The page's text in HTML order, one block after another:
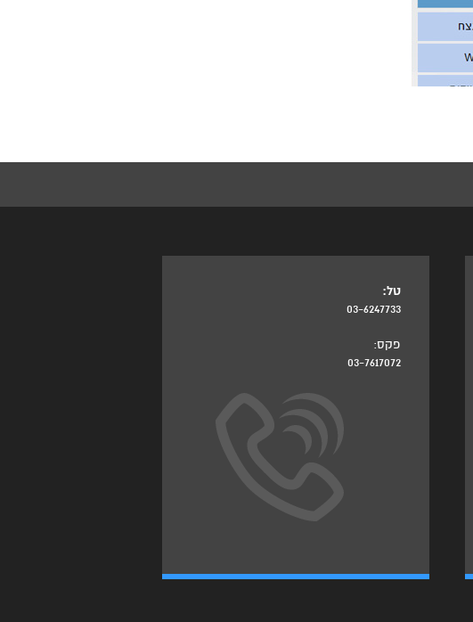
טל:
03-6247733
פקס:
03-7617072